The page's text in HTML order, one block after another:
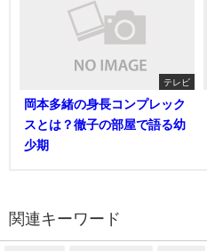
テレビ
岡本多緒の身長コンプレック
スとは？徹子の部屋で語る幼
少期
関連キーワード